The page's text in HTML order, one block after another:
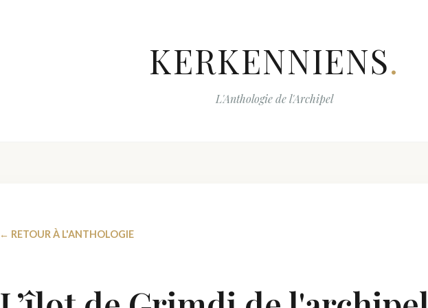
KERKENNIENS.
L'Anthologie de l'Archipel
← RETOUR À L'ANTHOLOGIE